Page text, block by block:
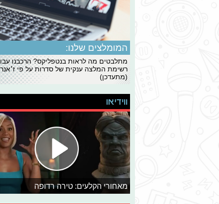
המומלצים שלנו:
מתלבטים מה לראות בנטפליקס? הרכבנו
רשימת המלצה ענקית של סדרות על פי
(מתעדכן)
ווידיאו
מאחורי הקלעים: טירה רדופה